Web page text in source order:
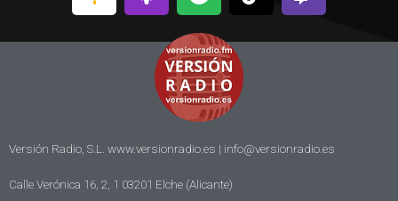
Versión Radio, S.L. www.versionradio.es | info@versionradio.es
Calle Verónica 16, 2, 1 03201 Elche (Alicante)